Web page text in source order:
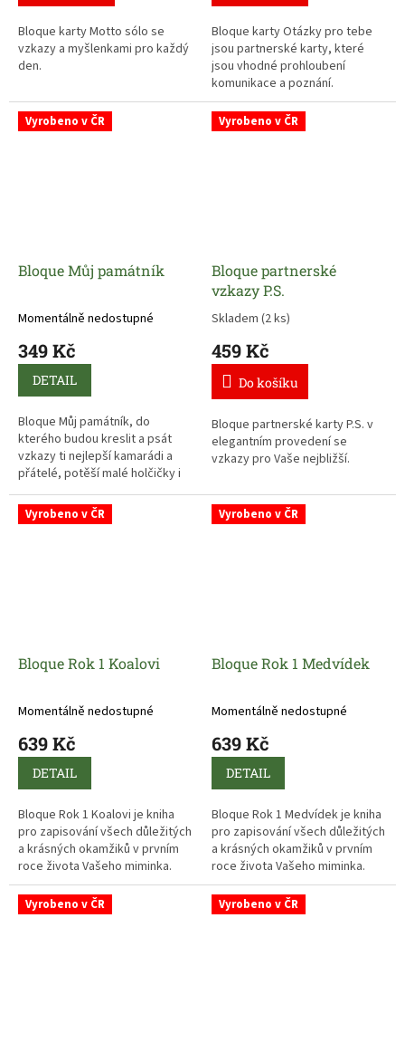
Bloque karty Motto sólo se
vzkazy a myšlenkami pro každý
den.
Bloque karty Otázky pro tebe
jsou partnerské karty, které
jsou vhodné prohloubení
komunikace a poznání.
Vyrobeno v ČR
Bloque Můj památník
Momentálně nedostupné
349 Kč
DETAIL
Bloque Můj památník, do
kterého budou kreslit a psát
vzkazy ti nejlepší kamarádi a
přátelé, potěší malé holčičky i
velké slečny.
Vyrobeno v ČR
Bloque partnerské
vzkazy P.S.
Skladem (2 ks)
459 Kč
Do košíku
Bloque partnerské karty P.S. v
elegantním provedení se
vzkazy pro Vaše nejbližší.
Vyrobeno v ČR
Bloque Rok 1 Koalovi
Momentálně nedostupné
639 Kč
DETAIL
Bloque Rok 1 Koalovi je kniha
pro zapisování všech důležitých
a krásných okamžiků v prvním
roce života Vašeho miminka.
Vyrobeno v ČR
Bloque Rok 1 Medvídek
Momentálně nedostupné
639 Kč
DETAIL
Bloque Rok 1 Medvídek je kniha
pro zapisování všech důležitých
a krásných okamžiků v prvním
roce života Vašeho miminka.
Vyrobeno v ČR Vyrobeno v ČR